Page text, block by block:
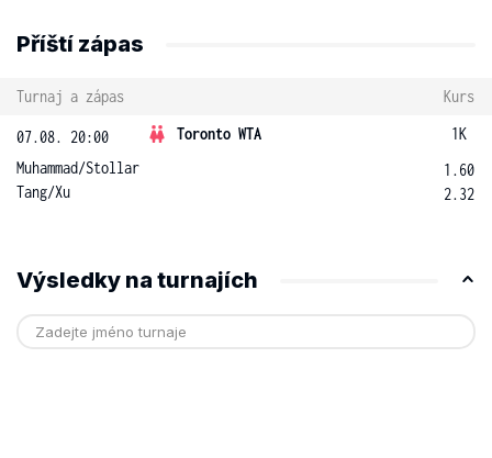
Příští zápas
Turnaj a zápas Kurs
07.08. 20:00 Toronto WTA
1K
Muhammad/Stollar
Tang/Xu
1.60
2.32
Výsledky na turnajích